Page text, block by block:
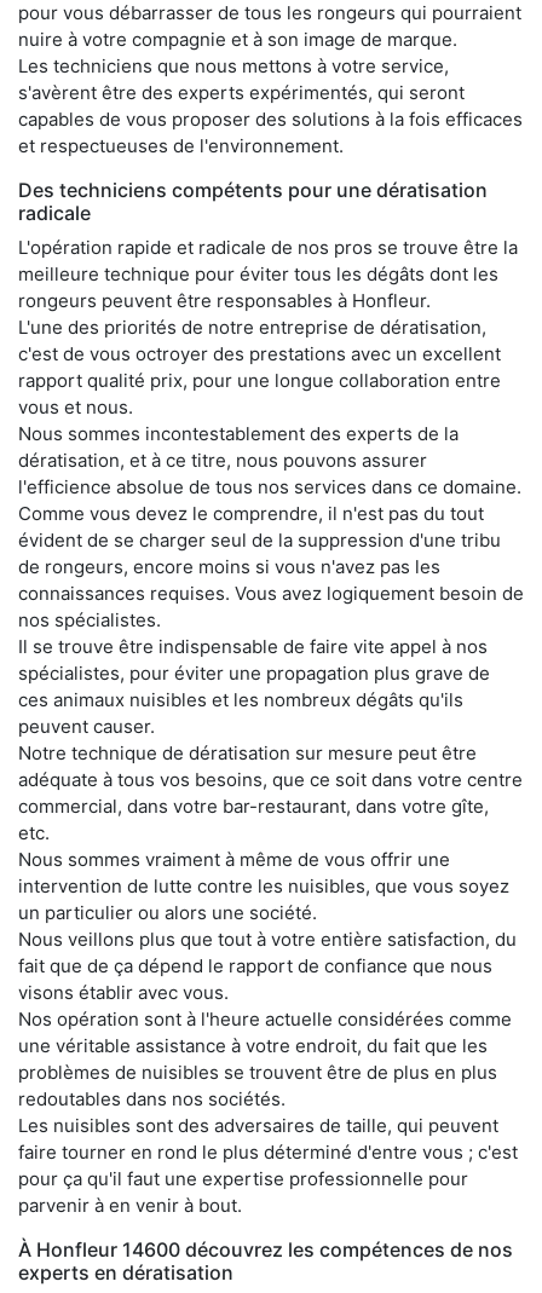
pour vous débarrasser de tous les rongeurs qui pourraient
nuire à votre compagnie et à son image de marque.
Les techniciens que nous mettons à votre service,
s'avèrent être des experts expérimentés, qui seront
capables de vous proposer des solutions à la fois efficaces
et respectueuses de l'environnement.
Des techniciens compétents pour une dératisation
radicale
L'opération rapide et radicale de nos pros se trouve être la
meilleure technique pour éviter tous les dégâts dont les
rongeurs peuvent être responsables à Honfleur.
L'une des priorités de notre entreprise de dératisation,
c'est de vous octroyer des prestations avec un excellent
rapport qualité prix, pour une longue collaboration entre
vous et nous.
Nous sommes incontestablement des experts de la
dératisation, et à ce titre, nous pouvons assurer
l'efficience absolue de tous nos services dans ce domaine.
Comme vous devez le comprendre, il n'est pas du tout
évident de se charger seul de la suppression d'une tribu
de rongeurs, encore moins si vous n'avez pas les
connaissances requises. Vous avez logiquement besoin de
nos spécialistes.
Il se trouve être indispensable de faire vite appel à nos
spécialistes, pour éviter une propagation plus grave de
ces animaux nuisibles et les nombreux dégâts qu'ils
peuvent causer.
Notre technique de dératisation sur mesure peut être
adéquate à tous vos besoins, que ce soit dans votre centre
commercial, dans votre bar-restaurant, dans votre gîte,
etc.
Nous sommes vraiment à même de vous offrir une
intervention de lutte contre les nuisibles, que vous soyez
un particulier ou alors une société.
Nous veillons plus que tout à votre entière satisfaction, du
fait que de ça dépend le rapport de confiance que nous
visons établir avec vous.
Nos opération sont à l'heure actuelle considérées comme
une véritable assistance à votre endroit, du fait que les
problèmes de nuisibles se trouvent être de plus en plus
redoutables dans nos sociétés.
Les nuisibles sont des adversaires de taille, qui peuvent
faire tourner en rond le plus déterminé d'entre vous ; c'est
pour ça qu'il faut une expertise professionnelle pour
parvenir à en venir à bout.
À Honfleur 14600 découvrez les compétences de nos
experts en dératisation